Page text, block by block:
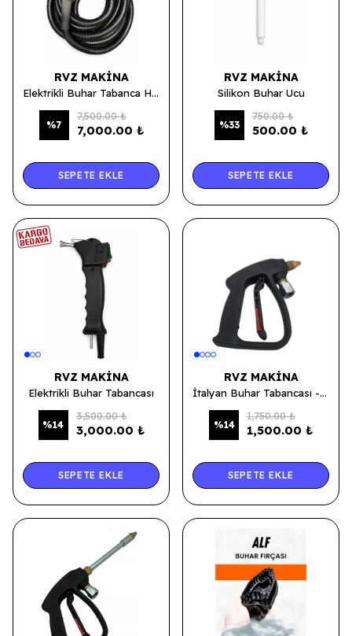
RVZ MAKINA
Elektrikli Buhar Tabanca Hortum Set - 8 Mt
%7
7,500.00 ₺
7,000.00 ₺
SEPETE EKLE
RVZ MAKINA
Silikon Buhar Ucu
%33
750.00 ₺
500.00 ₺
SEPETE EKLE
RVZ MAKINA
Elektrikli Buhar Tabancası
%14
3,500.00 ₺
3,000.00 ₺
SEPETE EKLE
RVZ MAKINA
İtalyan Buhar Tabancası - Kısa
%14
1,750.00 ₺
1,500.00 ₺
SEPETE EKLE